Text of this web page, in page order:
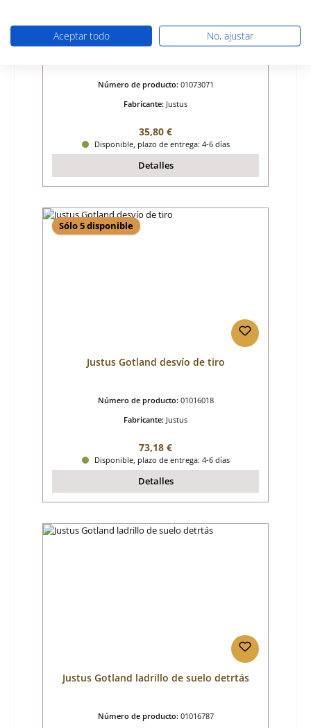
Justus Gotland resorte de la puerta
Número de producto: 01073071
Fabricante: Justus
Precio normal:
35,80 €
Disponible, plazo de entrega: 4-6 días
Detalles
Sólo 5 disponible
Justus Gotland desvío de tiro
Número de producto: 01016018
Fabricante: Justus
Precio normal:
73,18 €
Disponible, plazo de entrega: 4-6 días
Detalles
Justus Gotland ladrillo de suelo detrtás
Número de producto: 01016787
Aceptar todo No, ajustar